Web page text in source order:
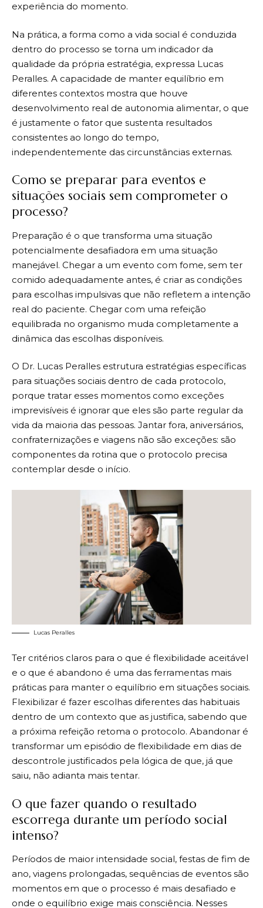
experiência do momento.
Na prática, a forma como a vida social é conduzida
dentro do processo se torna um indicador da
qualidade da própria estratégia, expressa Lucas
Peralles. A capacidade de manter equilíbrio em
diferentes contextos mostra que houve
desenvolvimento real de autonomia alimentar, o que
é justamente o fator que sustenta resultados
consistentes ao longo do tempo,
independentemente das circunstâncias externas.
Como se preparar para eventos e
situações sociais sem comprometer o
processo?
Preparação é o que transforma uma situação
potencialmente desafiadora em uma situação
manejável. Chegar a um evento com fome, sem ter
comido adequadamente antes, é criar as condições
para escolhas impulsivas que não refletem a intenção
real do paciente. Chegar com uma refeição
equilibrada no organismo muda completamente a
dinâmica das escolhas disponíveis.
O Dr. Lucas Peralles estrutura estratégias específicas
para situações sociais dentro de cada protocolo,
porque tratar esses momentos como exceções
imprevisíveis é ignorar que eles são parte regular da
vida da maioria das pessoas. Jantar fora, aniversários,
confraternizações e viagens não são exceções: são
componentes da rotina que o protocolo precisa
contemplar desde o início.
Lucas Peralles
Ter critérios claros para o que é flexibilidade aceitável
e o que é abandono é uma das ferramentas mais
práticas para manter o equilíbrio em situações sociais.
Flexibilizar é fazer escolhas diferentes das habituais
dentro de um contexto que as justifica, sabendo que
a próxima refeição retoma o protocolo. Abandonar é
transformar um episódio de flexibilidade em dias de
descontrole justificados pela lógica de que, já que
saiu, não adianta mais tentar.
O que fazer quando o resultado
escorrega durante um período social
intenso?
Períodos de maior intensidade social, festas de fim de
ano, viagens prolongadas, sequências de eventos são
momentos em que o processo é mais desafiado e
onde o equilíbrio exige mais consciência. Nesses